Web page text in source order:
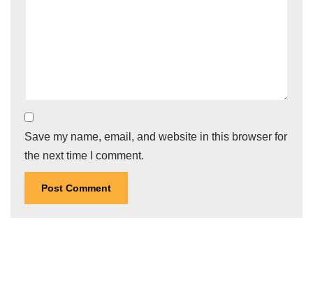
Save my name, email, and website in this browser for
the next time I comment.